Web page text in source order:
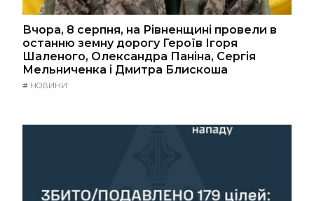
Вчора, 8 серпня, на Рівненщині провели в
останню земну дорогу Героїв Ігоря
Шаленого, Олександра Паніна, Сергія
Мельниченка і Дмитра Блискоша
# НОВИНИ